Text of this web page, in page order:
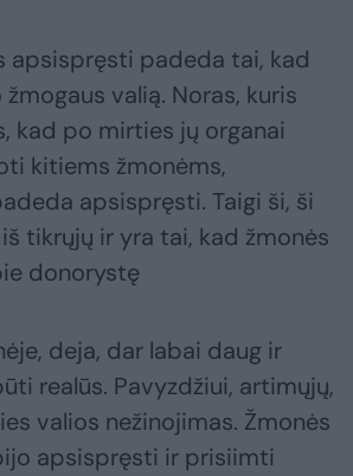
apsispręsti padeda tai, kad
valią. Noras, kuris
kad po mirties jų organai
kitiems žmonėms,
apsispręsti. Taigi ši, ši
tikrųjų ir yra tai, kad žmonės
donorystę
deja, dar labai daug ir
realūs. Pavyzdžiui, artimųjų,
valios nežinojimas. Žmonės
apsispręsti ir prisiimti